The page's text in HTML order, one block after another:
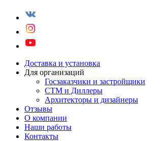
Доставка и установка
Для организаций
Госзаказчики и застройщики
СТМ и Диллеры
Архитекторы и дизайнеры
Отзывы
О компании
Наши работы
Контакты